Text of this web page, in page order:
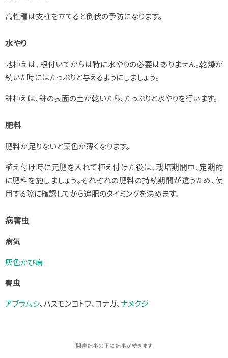
高性種は支柱を立てると倒伏の予防になります。
水やり
地植えは、根付いてからは特に水やりの必要はありません。乾燥が
続いた時にはたっぷりと与えるようにしましょう。
鉢植えは、鉢の表面の土が乾いたら、たっぷりと水やりを行います。
肥料
肥料が足りないと葉色が薄くなります。
植え付け時に元肥を入れて植え付けた後は、栽培期間中、定期的
に肥料を施しましょう。それぞれの肥料の持続期間が違うため、使
用する際に確認してから追肥のタイミングを決めます。
病害虫
病気
灰色かび病
害虫
アブラムシ、ハスモンヨトウ、コナガ、ナメクジ
-関連記事の下に記事が続きます-